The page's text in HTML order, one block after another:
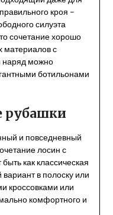
кроя –
силуэта
сочетание хорошо
материалов с
наряд можно
ботильонами
рубашки
и повседневный
лосин с
как классическая
в полоску или
кроссовками или
комфортного и